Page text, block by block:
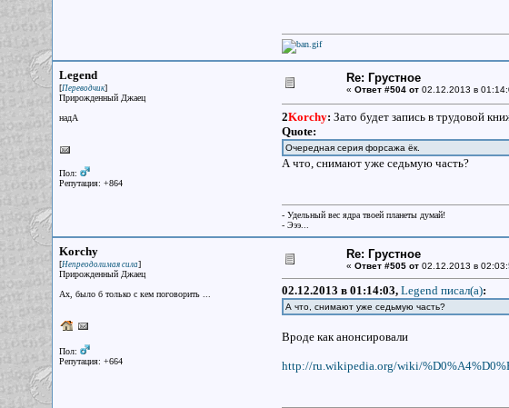
Legend
[Переводчик]
Прирожденный Джаец
надА
Пол:
Репутация: +864
Re: Грустное
« Ответ #504 от 02.12.2013 в
2Korchy: Зато будет запись в трудовой
Quote:
Очередная серия форсажа ёк.
А что, снимают уже седьмую часть?
- Удельный вес ядра твоей планеты думай!
- Эээ...
Korchy
[Непреодолимая сила]
Прирожденный Джаец
Ах, было б только с кем поговорить ...
Пол:
Репутация: +664
Re: Грустное
« Ответ #505 от 02.12.2013 в
02.12.2013 в 01:14:03, Legend писал(a):
А что, снимают уже седьмую часть?
Вроде как анонсировали
http://ru.wikipedia.org/wiki/